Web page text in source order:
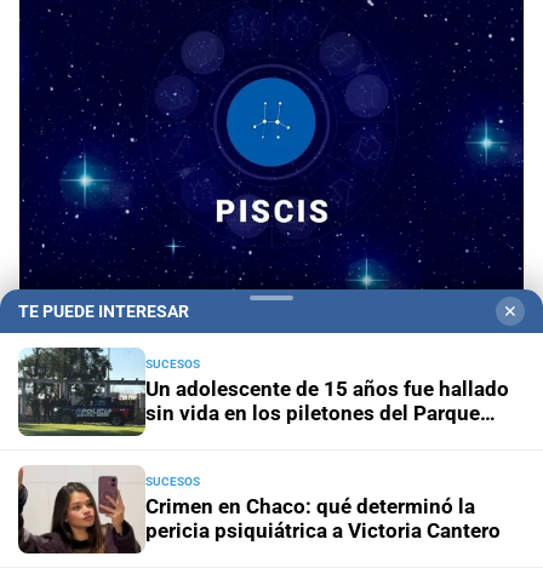
Horóscopo del día Horóscopo de hoy para Piscis:
10 de agosto de 2026
Horóscopo del día
Horóscopo de hoy para Acuario: 10
Horóscopo del díaHoróscopo de hoy para Capricornio:
10 de agosto de 2026
TE PUEDE INTERESAR ✕
SUCESOS
Un adolescente de 15 años fue hallado
sin vida en los piletones del Parque
SUCESOS
Crimen en Chaco: qué determinó la
pericia psiquiátrica a Victoria Cantero